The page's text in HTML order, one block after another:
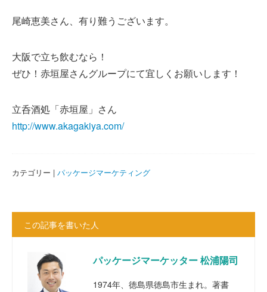
尾崎恵美さん、有り難うございます。
大阪で立ち飲むなら！
ぜひ！赤垣屋さんグループにて宜しくお願いします！
立呑酒処「赤垣屋」さん
http://www.akagakiya.com/
カテゴリー | パッケージマーケティング
この記事を書いた人
パッケージマーケッター 松浦陽司
1974年、徳島県徳島市生まれ。著書